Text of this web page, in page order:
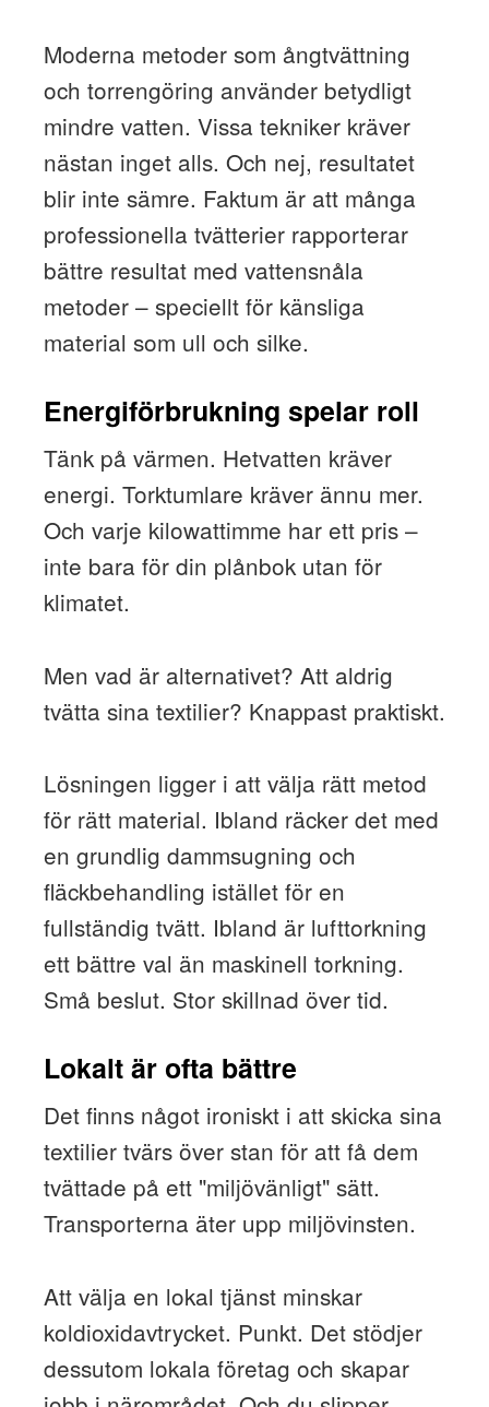
Moderna metoder som ångtvättning
och torrengöring använder betydligt
mindre vatten. Vissa tekniker kräver
nästan inget alls. Och nej, resultatet
blir inte sämre. Faktum är att många
professionella tvätterier rapporterar
bättre resultat med vattensnåla
metoder – speciellt för känsliga
material som ull och silke.
Energiförbrukning spelar roll
Tänk på värmen. Hetvatten kräver
energi. Torktumlare kräver ännu mer.
Och varje kilowattimme har ett pris –
inte bara för din plånbok utan för
klimatet.
Men vad är alternativet? Att aldrig
tvätta sina textilier? Knappast praktiskt.
Lösningen ligger i att välja rätt metod
för rätt material. Ibland räcker det med
en grundlig dammsugning och
fläckbehandling istället för en
fullständig tvätt. Ibland är lufttorkning
ett bättre val än maskinell torkning.
Små beslut. Stor skillnad över tid.
Lokalt är ofta bättre
Det finns något ironiskt i att skicka sina
textilier tvärs över stan för att få dem
tvättade på ett "miljövänligt" sätt.
Transporterna äter upp miljövinsten.
Att välja en lokal tjänst minskar
koldioxidavtrycket. Punkt. Det stödjer
dessutom lokala företag och skapar